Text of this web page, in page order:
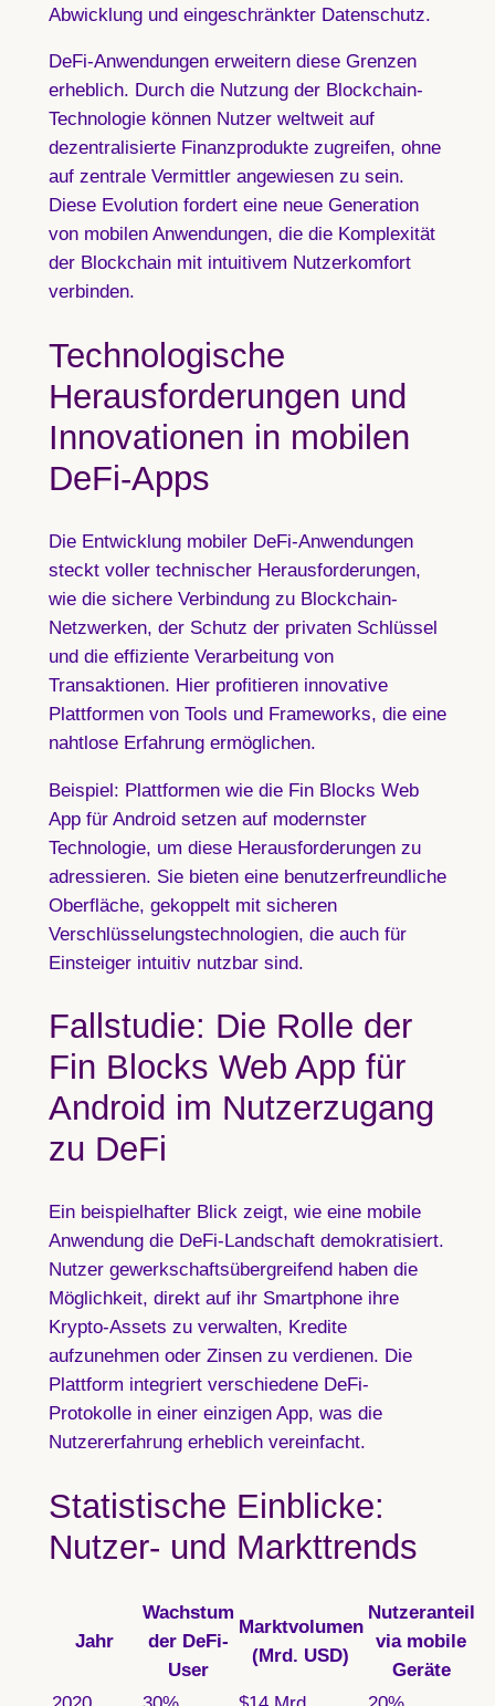
Abwicklung und eingeschränkter Datenschutz.
DeFi-Anwendungen erweitern diese Grenzen
erheblich. Durch die Nutzung der Blockchain-
Technologie können Nutzer weltweit auf
dezentralisierte Finanzprodukte zugreifen, ohne
auf zentrale Vermittler angewiesen zu sein.
Diese Evolution fordert eine neue Generation
von mobilen Anwendungen, die die Komplexität
der Blockchain mit intuitivem Nutzerkomfort
verbinden.
Technologische
Herausforderungen und
Innovationen in mobilen
DeFi-Apps
Die Entwicklung mobiler DeFi-Anwendungen
steckt voller technischer Herausforderungen,
wie die sichere Verbindung zu Blockchain-
Netzwerken, der Schutz der privaten Schlüssel
und die effiziente Verarbeitung von
Transaktionen. Hier profitieren innovative
Plattformen von Tools und Frameworks, die eine
nahtlose Erfahrung ermöglichen.
Beispiel: Plattformen wie die Fin Blocks Web
App für Android setzen auf modernster
Technologie, um diese Herausforderungen zu
adressieren. Sie bieten eine benutzerfreundliche
Oberfläche, gekoppelt mit sicheren
Verschlüsselungstechnologien, die auch für
Einsteiger intuitiv nutzbar sind.
Fallstudie: Die Rolle der
Fin Blocks Web App für
Android im Nutzerzugang
zu DeFi
Ein beispielhafter Blick zeigt, wie eine mobile
Anwendung die DeFi-Landschaft demokratisiert.
Nutzer gewerkschaftsübergreifend haben die
Möglichkeit, direkt auf ihr Smartphone ihre
Krypto-Assets zu verwalten, Kredite
aufzunehmen oder Zinsen zu verdienen. Die
Plattform integriert verschiedene DeFi-
Protokolle in einer einzigen App, was die
Nutzererfahrung erheblich vereinfacht.
Statistische Einblicke:
Nutzer- und Markttrends
Jahr
Wachstum
der DeFi-
User
Marktvolumen
(Mrd. USD)
Nutzeranteil
via mobile
Geräte